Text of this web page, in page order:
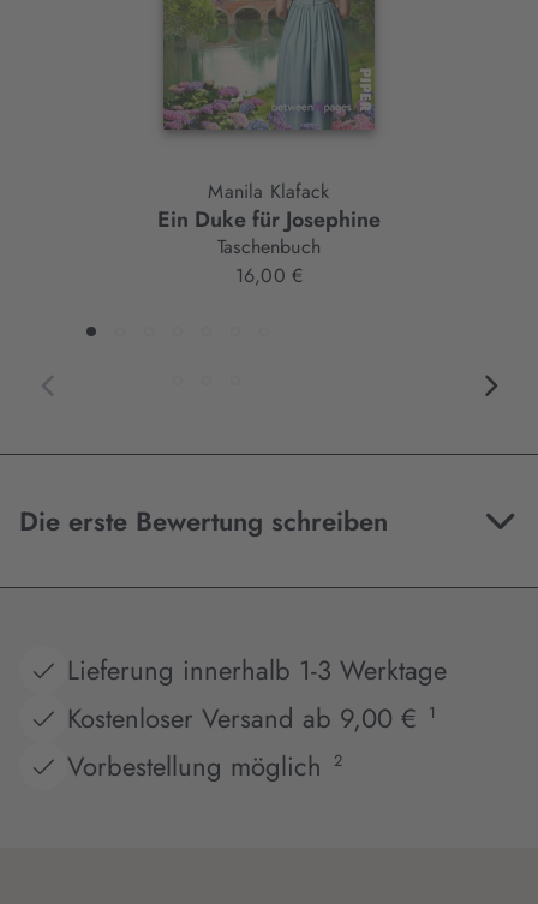
Manila Klafack
Ein Duke für Josephine
Taschenbuch
16,00 €
Die erste Bewertung schreiben
Lieferung innerhalb 1-3 Werktage
Kostenloser Versand ab 9,00 €
1
Vorbestellung möglich 2